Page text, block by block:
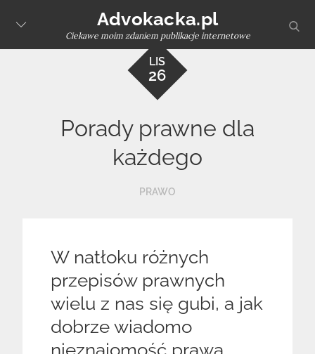
content
Advokacka.pl
Ciekawe moim zdaniem publikacje internetowe
LIS
26
Porady prawne dla
każdego
PRAWO
W natłoku różnych
przepisów prawnych
wielu z nas się gubi, a jak
dobrze wiadomo
nieznajomość prawa